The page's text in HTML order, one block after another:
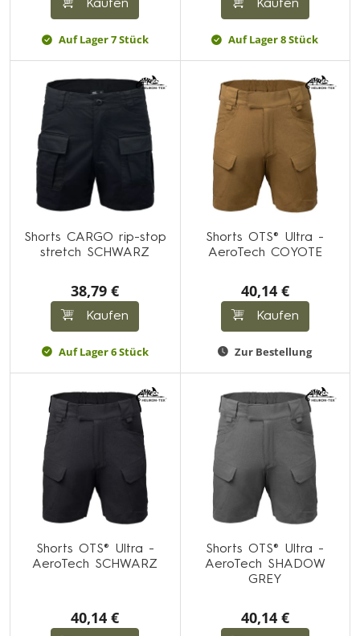
Kaufen
Auf Lager 7 Stück
Kaufen
Auf Lager 8 Stück
Shorts CARGO rip-stop
stretch SCHWARZ
38,79 €
Kaufen
Auf Lager 6 Stück
Shorts OTS® Ultra -
AeroTech COYOTE
40,14 €
Kaufen
Zur Bestellung
Shorts OTS® Ultra -
AeroTech SCHWARZ
40,14 €
Shorts OTS® Ultra -
AeroTech SHADOW
GREY
40,14 €